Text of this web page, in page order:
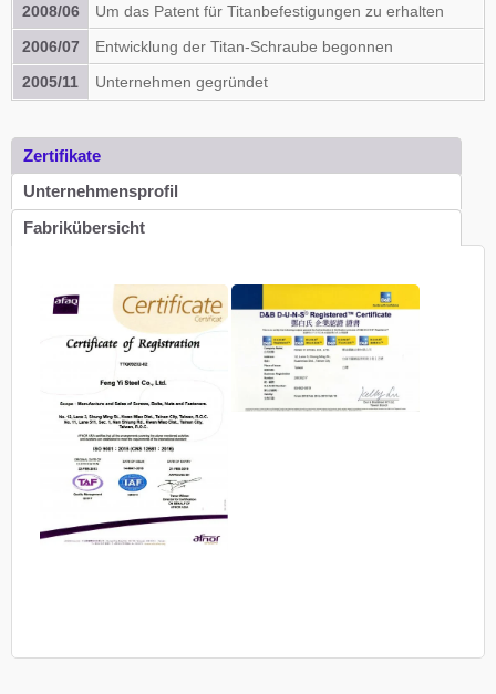
2008/06
Um das Patent für Titanbefestigungen zu erhalten
2006/07
Entwicklung der Titan-Schraube begonnen
2005/11
Unternehmen gegründet
Zertifikate
Unternehmensprofil
Fabrikübersicht